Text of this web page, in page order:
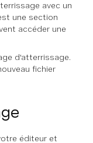
avec un
une section
accéder une
d'atterrissage.
fichier
éditeur et